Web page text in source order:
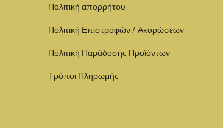
Πολιτική απορρήτου
Πολιτική Επιστροφών / Ακυρώσεων
Πολιτική Παράδοσης Προϊόντων
Τρόποι Πληρωμής